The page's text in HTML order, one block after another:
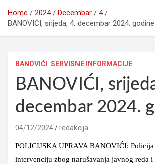
Home 2024 Decembar
4
BANOVIĆI, srijeda, 4. decembar 2024. godine
BANOVIĆI SERVISNE INFORMACIJE
BANOVIĆI,
decembar 2024.
04/12/2024 redakcija
POLICIJSKA UPRAVA BANOVIĆI:
intervenciju zbog narušavanja javnog reda i